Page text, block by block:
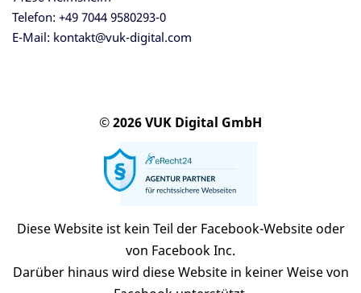
Telefon: +49 7044 9580293-0
E-Mail: kontakt@vuk-digital.com
© 2026 VUK Digital GmbH
Diese Website ist kein Teil der Facebook-Website oder
von Facebook Inc.
Darüber hinaus wird diese Website in keiner Weise von